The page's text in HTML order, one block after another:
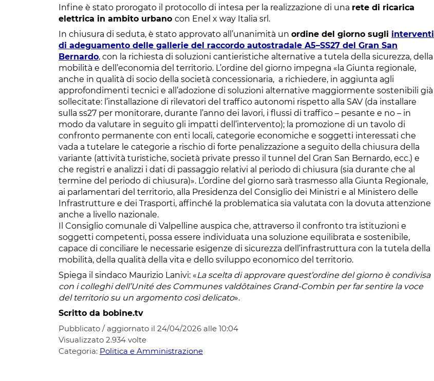
Infine è stato prorogato il protocollo di intesa per la realizzazione di una rete di ricarica
elettrica in ambito urbano con Enel x way Italia srl.
In chiusura di seduta, è stato approvato all’unanimità un ordine del giorno sugli interventi
di adeguamento delle gallerie del raccordo autostradale A5–SS27 del Gran San
Bernardo, con la richiesta di soluzioni cantieristiche alternative a tutela della sicurezza, della
mobilità e dell’economia del territorio. L’ordine del giorno impegna «la Giunta regionale,
anche in qualità di socio della società concessionaria, a richiedere, in aggiunta agli
approfondimenti tecnici e all’adozione di soluzioni alternative maggiormente sostenibili già
sollecitate: l’installazione di rilevatori del traffico autonomi rispetto alla SAV (da installare
sulla ss27 per monitorare, durante l’anno dei lavori, i flussi di traffico – pesante e no – in
modo da valutare in seguito gli impatti dell’intervento); la promozione di un tavolo di
confronto permanente con enti locali, categorie economiche e soggetti interessati che
vada a tutelare le categorie a rischio di forte penalizzazione a seguito della chiusura della
variante (attività turistiche, società private presso il tunnel del Gran San Bernardo, ecc.) e
che registri e analizzi i dati di passaggio relativi al periodo di chiusura (sia durante che al
termine del periodo di chiusura)». L’ordine del giorno sarà trasmesso alla Giunta Regionale,
ai parlamentari del territorio, alla Presidenza del Consiglio dei Ministri e al Ministero delle
Infrastrutture e dei Trasporti, affinché la problematica sia valutata con la dovuta attenzione
anche a livello nazionale.
Il Consiglio comunale di Valpelline auspica che, attraverso il confronto tra istituzioni e
soggetti competenti, possa essere individuata una soluzione equilibrata e sostenibile,
capace di conciliare le necessarie esigenze di sicurezza dell’infrastruttura con la tutela della
mobilità, della qualità della vita e dello sviluppo economico del territorio.
Spiega il sindaco Maurizio Lanivi: «La scelta di approvare quest’ordine del giorno è condivisa
con i colleghi dell’Unité des Communes valdôtaines Grand-Combin per far sentire la voce
del territorio su un argomento così delicato».
Scritto da bobine.tv
Pubblicato / aggiornato il 24/04/2026 alle 10:04
Visualizzato 2.934 volte
Categoria: Politica e Amministrazione